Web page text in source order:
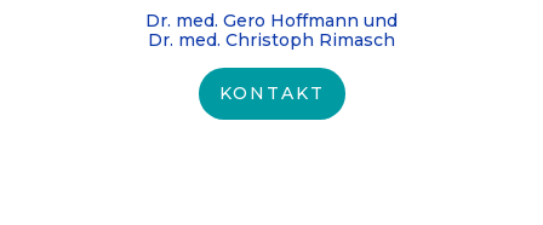
Dr. med. Gero Hoffmann und
Dr. med. Christoph Rimasch
KONTAKT